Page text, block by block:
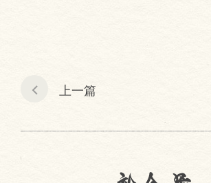
上一篇